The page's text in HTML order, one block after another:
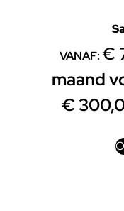
VANAF:€
maand
€